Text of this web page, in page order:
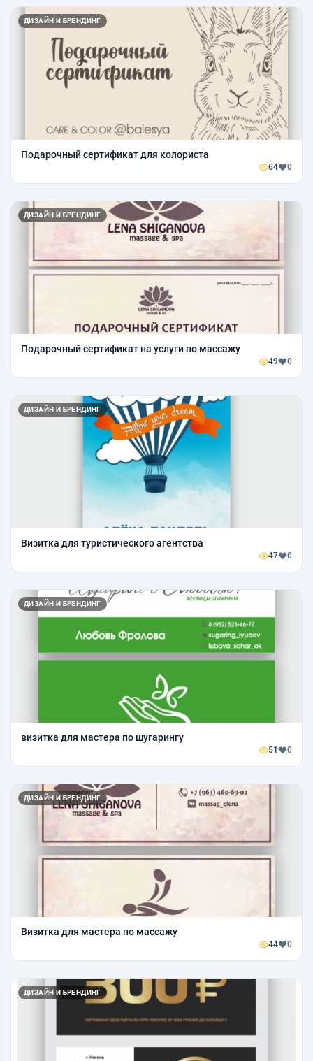
ДИЗАЙН И БРЕНДИНГ
Подарочный сертификат для колориста
64 0
ДИЗАЙН И БРЕНДИНГ
Подарочный сертификат на услуги по массажу
49 0
ДИЗАЙН И БРЕНДИНГ
Визитка для туристического агентства
47 0
ДИЗАЙН И БРЕНДИНГ
визитка для мастера по шугарингу
51 0
ДИЗАЙН И БРЕНДИНГ
Визитка для мастера по массажу
44 0
ДИЗАЙН И БРЕНДИНГ